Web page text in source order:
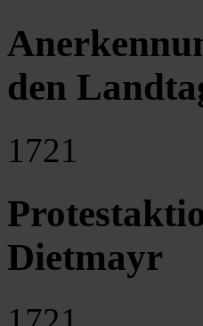
den
1721
Dietmayr